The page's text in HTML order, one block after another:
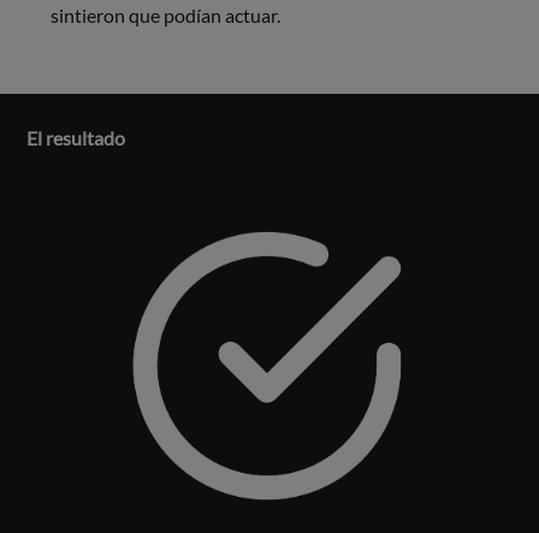
sintieron que podían actuar.
El resultado